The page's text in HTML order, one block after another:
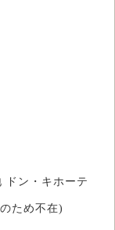
ドン・キホーテ
ため不在)